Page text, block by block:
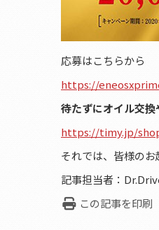
応募はこちらから
https://
待たずにオイル交換
https://timy.jp/
それでは、皆様のお
記事担当者：
この記事を印刷